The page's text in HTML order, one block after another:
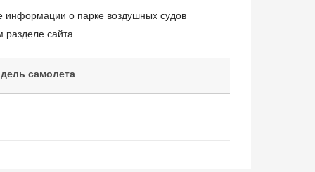
информации о парке воздушных судов
сайта.
самолета